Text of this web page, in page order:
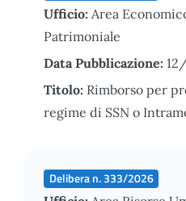
Ufficio: Area
Patrimoniale
Data Pubblicazione:
Titolo: Rimborso per
regime di SSN o
Delibera n. 333/2026